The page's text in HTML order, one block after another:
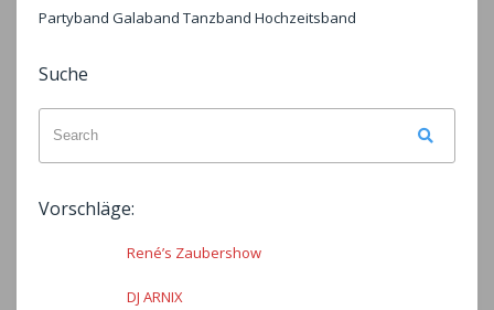
Partyband Galaband Tanzband Hochzeitsband
Suche
for:
Vorschläge:
René’s Zaubershow
DJ ARNIX